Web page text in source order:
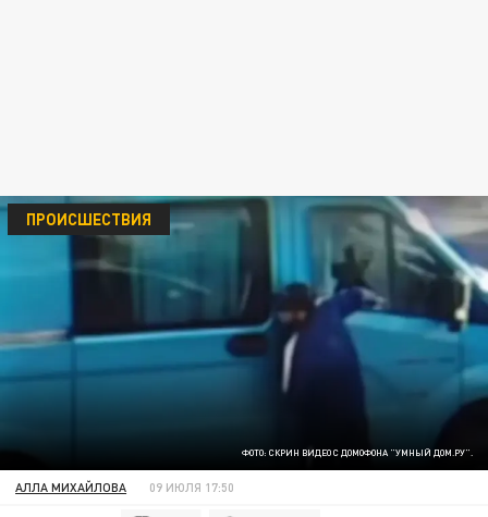
ФОТО: СКРИН ВИДЕО С ДОМОФОНА "УМНЫЙ ДОМ.РУ".
ПРОИСШЕСТВИЯ
АЛЛА МИХАЙЛОВА 09 ИЮЛЯ 17:50